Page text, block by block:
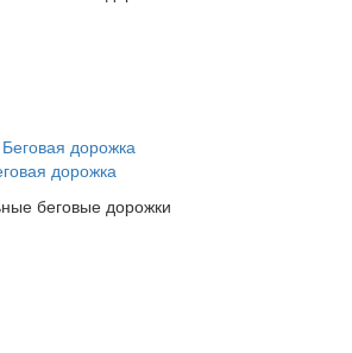
дорожка
беговые дорожки